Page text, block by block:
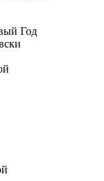
Год